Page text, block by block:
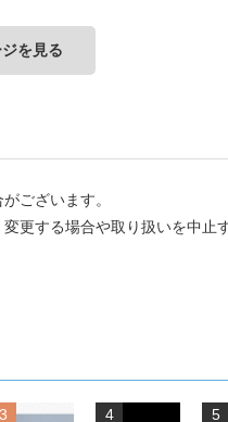
を見る
ございます。
更する場合や取り扱いを中止
3 4 5